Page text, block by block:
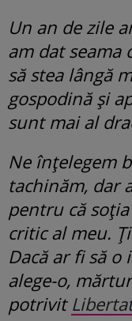
Un an de zile
am dat seama
să stea lângă
gospodină și
sunt mai al
Ne înțelegem
tachinăm, dar
pentru că
critic al meu.
Dacă ar fi să o
alege-o,
potrivit